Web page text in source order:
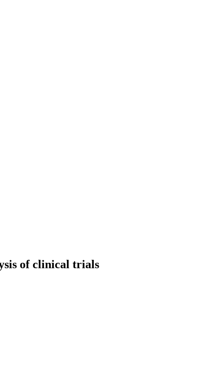
of clinical trials